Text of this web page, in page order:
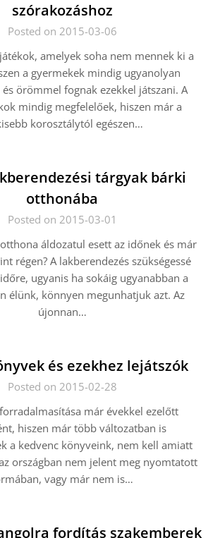
szórakozáshoz
Posted on 2015-03-06
amelyek soha nem mennek ki a
a gyermekek mindig ugyanolyan
és örömmel fognak ezekkel játszani. A
mindig megfelelőek, hiszen már a
korosztálytól egészen…
tárgyak bárki
otthonába
Posted on 2015-03-01
áldozatul esett az időnek és már
régen? A lakberendezés szükségessé
ugyanis ha sokáig ugyanabban a
élünk, könnyen megunhatjuk azt. Az
újonnan…
és ezekhez lejátszók
Posted on 2015-02-28
már évekkel ezelőtt
hiszen már több változatban is
a kedvenc könyveink, nem kell amiatt
országban nem jelent meg nyomtatott
vagy már nem is…
fordítás szakemberek